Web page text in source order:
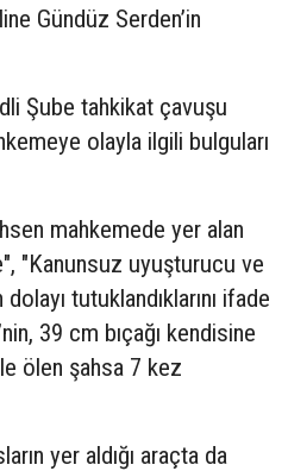
Gündüz Serden’in
Şube tahkikat çavuşu
olayla ilgili bulguları
mahkemede yer alan
"Kanunsuz uyuşturucu ve
tutuklandıklarını ifade
39 cm bıçağı kendisine
ölen şahsa 7 kez
yer aldığı araçta da